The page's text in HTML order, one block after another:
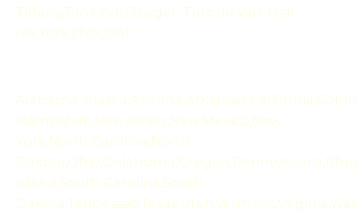
Tiffany,Tonkinois,Toyger, Turc de Van, Ural
rex,York chocolat
Alabama,
Hampshire,New Jersey,New Mexico,New
York,North Carolina,North
Island,South Carolina,South